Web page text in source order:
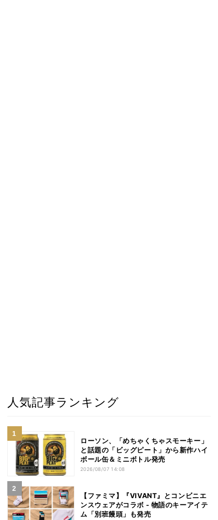
人気記事ランキング
ローソン、「めちゃくちゃスモーキー」
と話題の「ビッグピート」から新作ハイ
ボール缶＆ミニボトル発売
2026/08/07 14:08
【ファミマ】『VIVANT』とコンビニエ
ンスウェアがコラボ - 物語のキーアイテ
ム「別班饅頭」も発売